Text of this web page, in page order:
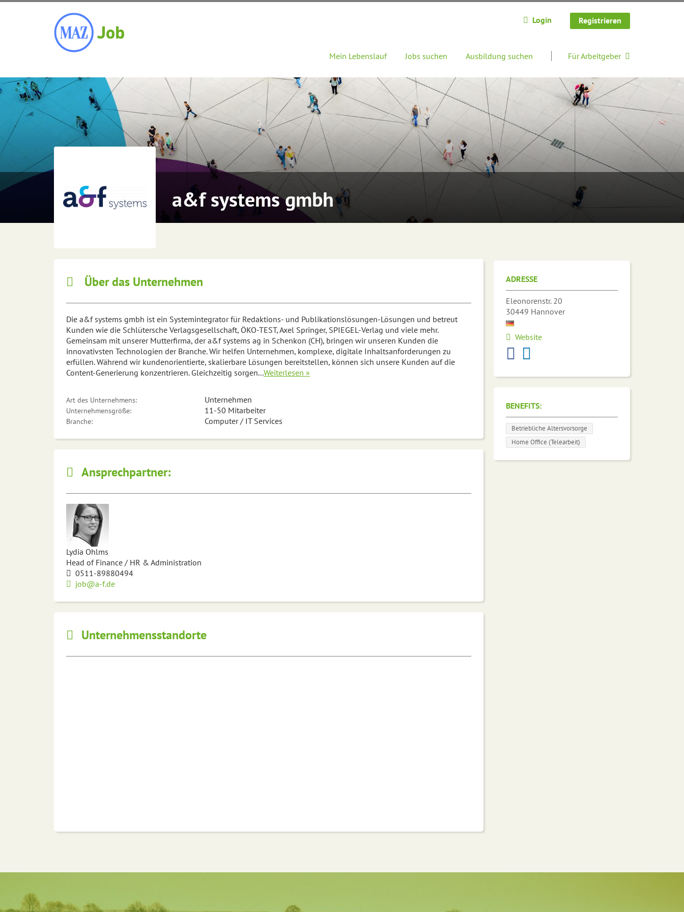
Login Registrieren
Mein Lebenslauf Jobs suchen Ausbildung suchen Für Arbeitgeber
a&f systems gmbh
Über das Unternehmen
Die a&f systems gmbh ist ein Systemintegrator für Redaktions- und Publikationslösungen-Lösungen und betreut
Kunden wie die Schlütersche Verlagsgesellschaft, ÖKO-TEST, Axel Springer, SPIEGEL-Verlag und viele mehr.
Gemeinsam mit unserer Mutterfirma, der a&f systems ag in Schenkon (CH), bringen wir unseren Kunden die
innovativsten Technologien der Branche. Wir helfen Unternehmen, komplexe, digitale Inhaltsanforderungen zu
erfüllen. Während wir kundenorientierte, skalierbare Lösungen bereitstellen, können sich unsere Kunden auf die
Content-Generierung konzentrieren. Gleichzeitig sorgen...Weiterlesen »
Art des Unternehmens: Unternehmen
Unternehmensgröße: 11-50 Mitarbeiter
Branche: Computer / IT Services
Ansprechpartner:
Lydia Ohlms
Head of Finance / HR & Administration
0511-89880494
job@a-f.de
Unternehmensstandorte
ADRESSE
Eleonorenstr. 20
30449 Hannover
Website
BENEFITS:
Betriebliche Altersvorsorge
Home Office (Telearbeit)